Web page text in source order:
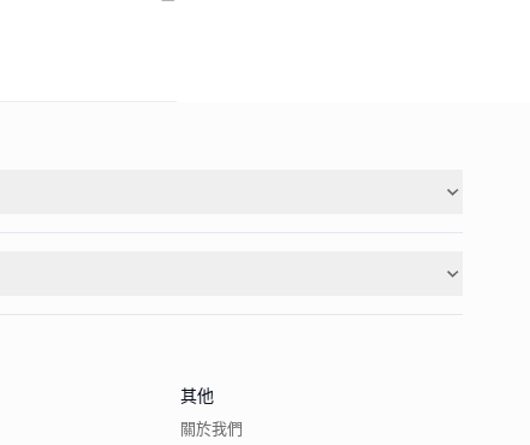
其他
關於我們